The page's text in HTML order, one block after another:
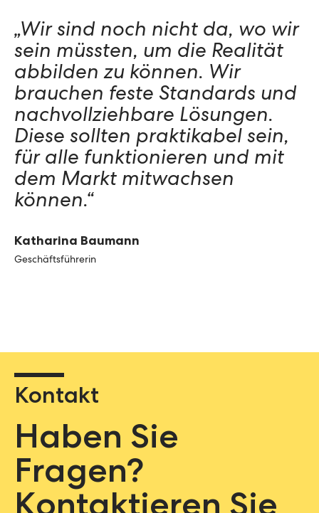
„Wir sind noch nicht da, wo wir
sein müssten, um die Realität
abbilden zu können. Wir
brauchen feste Standards und
nachvollziehbare Lösungen.
Diese sollten praktikabel sein,
für alle funktionieren und mit
dem Markt mitwachsen
können.“
Katharina Baumann
Geschäftsführerin
Kontakt
Haben Sie
Fragen?